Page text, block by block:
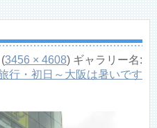
(3456 × 4608) ギャラリー名:
行・初日～大阪は暑いです